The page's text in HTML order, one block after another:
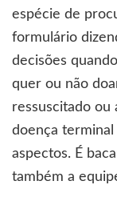
espécie de
formulário
decisões
quer ou não
ressuscitado ou
doença
aspectos. É
também a